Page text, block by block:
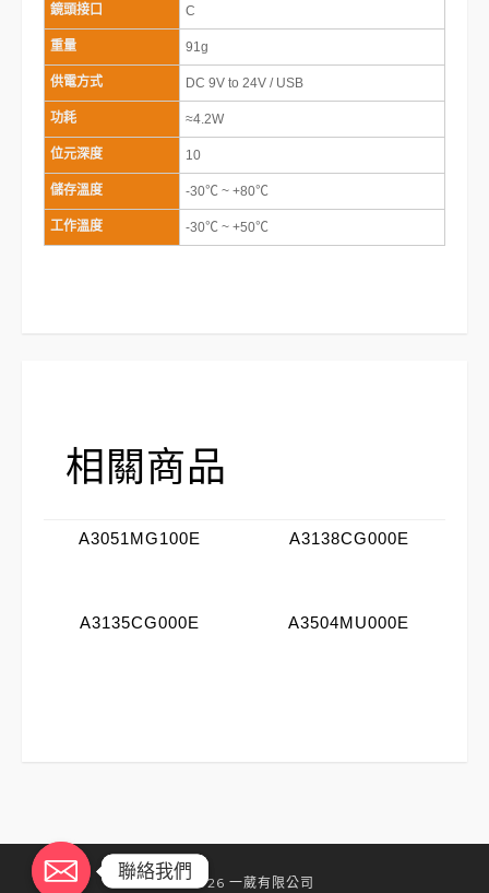
鏡頭接口 C
重量 91g
供電方式 DC 9V to 24V / USB
功耗 ≈4.2W
位元深度 10
儲存溫度 -30℃ ~ +80℃
工作溫度 -30℃ ~ +50℃
相關商品
A3051MG100E A3138CG000E
A3135CG000E A3504MU000E
©2026 一葳有限公司
聯絡我們
聯絡我們